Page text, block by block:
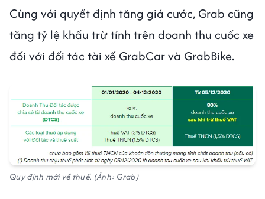
Cùng với quyết định tăng giá cước, Grab cũng
tăng tỷ lệ khấu trừ tính trên doanh thu cuốc xe
đối với đối tác tài xế GrabCar và GrabBike.
Quy định mới về thuế. (Ảnh: Grab)